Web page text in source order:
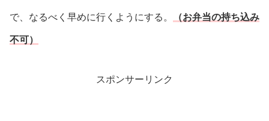
で、なるべく早めに行くようにする。 （お弁当の持ち込み
不可）
スポンサーリンク